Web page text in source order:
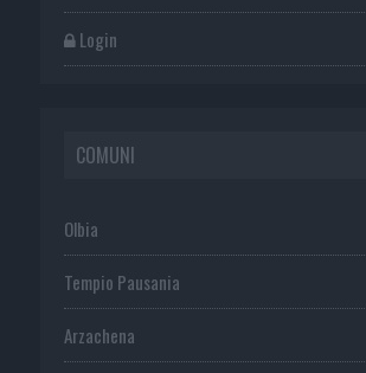
Login
COMUNI
Olbia
Tempio Pausania
Arzachena